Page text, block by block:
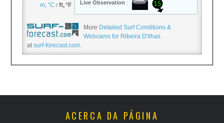
More Detailed Surf Conditions &
Webcams for Ribeira D'ilhas
atsurf-forecast.com.
ACERCA DA PÁGINA